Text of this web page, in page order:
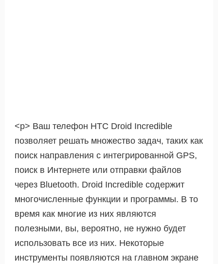
<р> Ваш телефон HTC Droid Incredible
позволяет решать множество задач, таких как
поиск направления с интегрированной GPS,
поиск в Интернете или отправки файлов
через Bluetooth. Droid Incredible содержит
многочисленные функции и программы. В то
время как многие из них являются
полезными, вы, вероятно, не нужно будет
использовать все из них. Некоторые
инструменты появляются на главном экране